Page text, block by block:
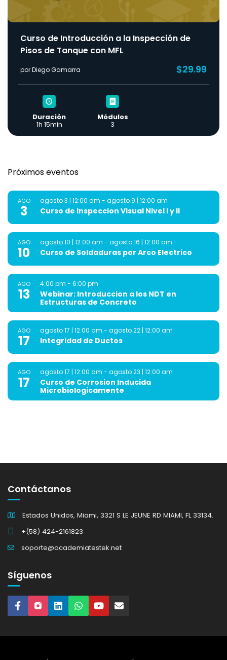
Curso de Introducción a la Inspección de
Pisos de Tanque con MFL
por Diego Gamarra $29.99
Duración
1h 15min
Módulos
3
Próximos eventos
AGO
3
agosto 3 | 12:00 am - agosto 9 | 12:00 am
Curso de Inspeccion Visual Nivel I y II
AGO
10
agosto 10 | 12:00 am - agosto 16 | 12:00 am
Curso de Soldaduras por Arco Electrico
AGO
13
4:00 pm - 6:00 pm
Webinar: Introduccion a los NDT en
Estructuras de Concreto
AGO
17
agosto 17 | 12:00 am - agosto 22 | 12:00 am
Integridad de Ductos
AGO
17
agosto 17 | 12:00 am - agosto 23 | 12:00 am
Curso de Corrosion Inducida
Microbiologicamente
Contáctanos
Estados Unidos, Miami, 3321 S LE JEUNE RD MIAMI, FL 33134.
+(58) 424-2161823
soporte@academiatestek.net
Síguenos